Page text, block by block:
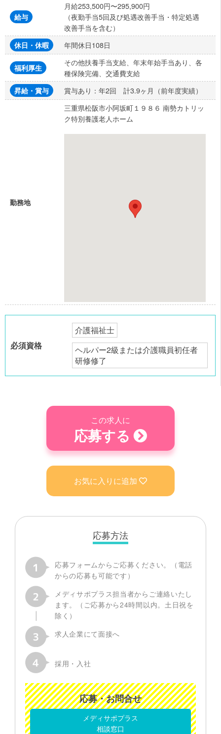
給与
月給253,500円〜295,900円
（夜勤手当5回及び処遇改善手当・特定処遇
改善手当を含む）
休日・休暇 年間休日108日
福利厚生
その他扶養手当支給、年末年始手当あり、各
種保険完備、交通費支給
昇給・賞与 賞与あり：年2回 計3.9ヶ月（前年度実績）
勤務地
三重県松阪市小阿坂町１９８６ 南勢カトリッ
ク特別養護老人ホーム
必須資格
介護福祉士
ヘルパー2級または介護職員初任者
研修修了
この求人に
応募する
お気に入りに追加
応募方法
応募フォームからご応募ください。（電話
からの応募も可能です）
メディサポプラス担当者からご連絡いたし
ます。（ご応募から24時間以内。土日祝を
除く）
求人企業にて面接へ
採用・入社
応募・お問合せ
メディサポプラス
相談窓口